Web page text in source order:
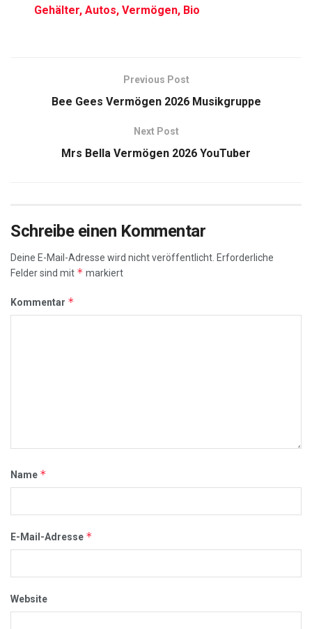
Gehälter, Autos, Vermögen, Bio
Previous Post
Bee Gees Vermögen 2026 Musikgruppe
Next Post
Mrs Bella Vermögen 2026 YouTuber
Schreibe einen Kommentar
Deine E-Mail-Adresse wird nicht veröffentlicht. Erforderliche
Felder sind mit * markiert
Kommentar *
Name *
E-Mail-Adresse *
Website